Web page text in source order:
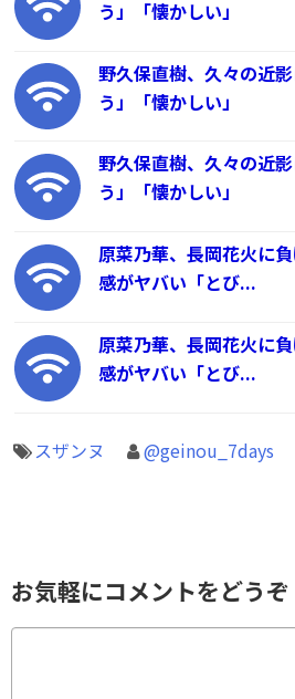
う」「懐かしい」
野久保直樹、久々の近
う」「懐かしい」
野久保直樹、久々の近
う」「懐かしい」
原菜乃華、長岡花火に
感がヤバい「とび...
原菜乃華、長岡花火に
感がヤバい「とび...
スザンヌ @geinou_7days
お気軽にコメントをどうぞ